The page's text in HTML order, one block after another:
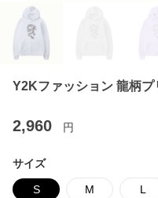
Y2Kファッション 龍柄プ
2,960 円
サイズ
S M L